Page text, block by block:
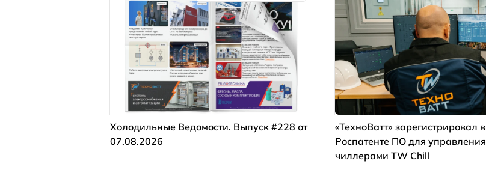
Холодильные Ведомости. Выпуск #228 от
07.08.2026
«ТехноВатт» зарегистрировал в
Роспатенте ПО для управления
чиллерами TW Chill